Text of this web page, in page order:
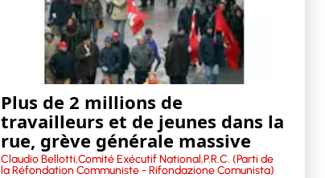
Plus de 2 millions de
travailleurs et de jeunes dans la
rue, grève générale massive
Claudio Bellotti,Comité Exécutif National,P.R.C. (Parti de
la Réfondation Communiste - Rifondazione Comunista)